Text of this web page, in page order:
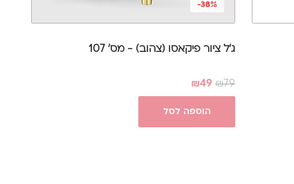
-38%
ג'ל ציור פיקאסו (צהוב) - מס' 107
₪79
₪49
הוספה לסל